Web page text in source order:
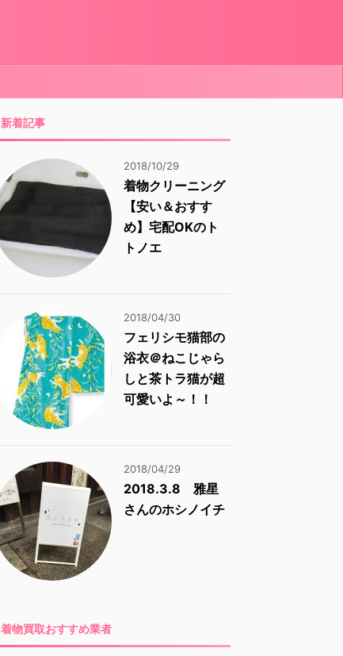
新着記事
2018/10/29
着物クリーニング
【安い＆おすす
め】宅配OKのト
トノエ
2018/04/30
フェリシモ猫部の
浴衣＠ねこじゃら
しと茶トラ猫が超
可愛いよ～！！
2018/04/29
2018.3.8 雅星
さんのホシノイチ
着物買取おすすめ業者